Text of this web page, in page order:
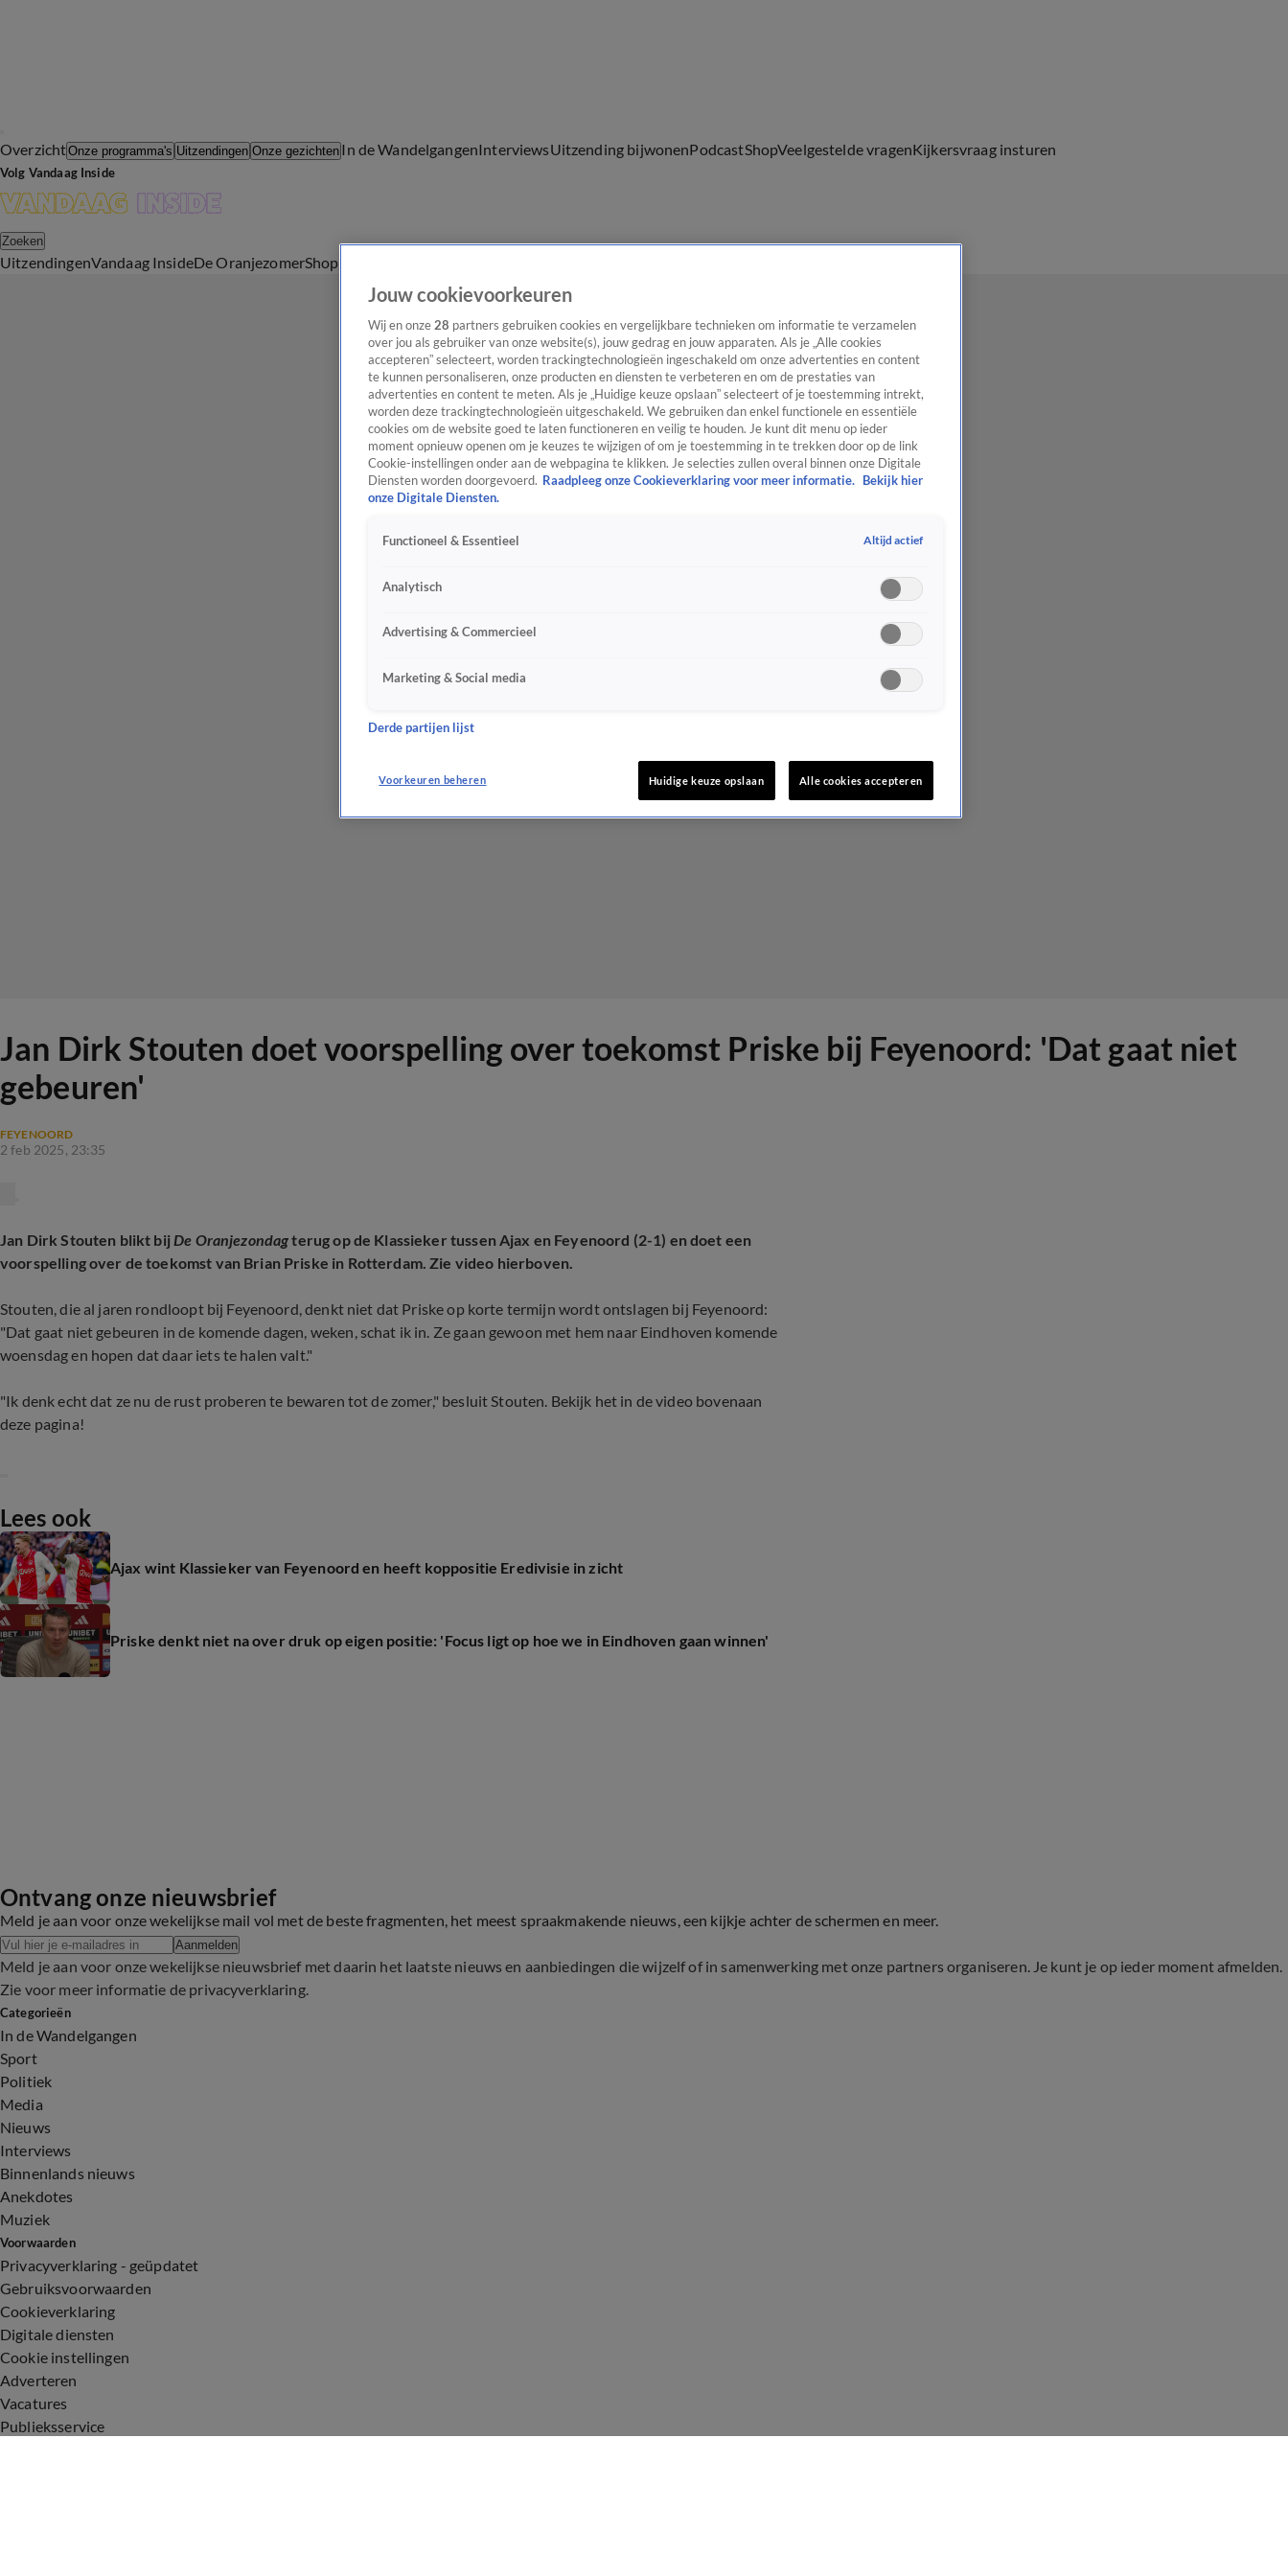
OverzichtOnze programma's Uitzendingen Onze gezichten In de WandelgangenInterviewsUitzending bijwonenPodcastShopVeelgestelde vragenKijkersvraag insturen
Volg Vandaag Inside
Zoeken
UitzendingenVandaag InsideDe OranjezomerShop
Jan Dirk Stouten doet voorspelling over toekomst Priske bij Feyenoord: 'Dat gaat niet
gebeuren'
FEYENOORD
2 feb 2025, 23:35
Jan Dirk Stouten blikt bijDe Oranjezondagterug op de Klassieker tussen Ajax en Feyenoord (2-1) en doet een
voorspelling over de toekomst van Brian Priske in Rotterdam. Zie video hierboven.
Stouten, die al jaren rondloopt bij Feyenoord, denkt niet dat Priske op korte termijn wordt ontslagen bij Feyenoord:
"Dat gaat niet gebeuren in de komende dagen, weken, schat ik in. Ze gaan gewoon met hem naar Eindhoven komende
woensdag en hopen dat daar iets te halen valt."
"Ik denk echt dat ze nu de rust proberen te bewaren tot de zomer," besluit Stouten. Bekijk het in de video bovenaan
deze pagina!
Lees ook
Ajax wint Klassieker van Feyenoord en heeft koppositie Eredivisie in zicht
Priske denkt niet na over druk op eigen positie: 'Focus ligt op hoe we in Eindhoven gaan winnen'
Ontvang onze nieuwsbrief
Meld je aan voor onze wekelijkse mail vol met de beste fragmenten, het meest spraakmakende nieuws, een kijkje achter de schermen en meer.
Aanmelden
Meld je aan voor onze wekelijkse nieuwsbrief met daarin het laatste nieuws en aanbiedingen die wijzelf of in samenwerking met onze partners organiseren. Je kunt je op ieder moment afmelden.
Zie voor meer informatie de privacyverklaring.
Categorieën
In de Wandelgangen
Sport
Politiek
Media
Nieuws
Interviews
Binnenlands nieuws
Anekdotes
Muziek
Voorwaarden
Privacyverklaring - geüpdatet
Gebruiksvoorwaarden
Cookieverklaring
Digitale diensten
Cookie instellingen
Adverteren
Vacatures
Publieksservice
Jouw cookievoorkeuren
Wij en onze 28 partners gebruiken cookies en vergelijkbare technieken om informatie te verzamelen
over jou als gebruiker van onze website(s), jouw gedrag en jouw apparaten. Als je „Alle cookies
accepteren” selecteert, worden trackingtechnologieën ingeschakeld om onze advertenties en content
te kunnen personaliseren, onze producten en diensten te verbeteren en om de prestaties van
advertenties en content te meten. Als je „Huidige keuze opslaan” selecteert of je toestemming intrekt,
worden deze trackingtechnologieën uitgeschakeld. We gebruiken dan enkel functionele en essentiële
cookies om de website goed te laten functioneren en veilig te houden. Je kunt dit menu op ieder
moment opnieuw openen om je keuzes te wijzigen of om je toestemming in te trekken door op de link
Cookie-instellingen onder aan de webpagina te klikken. Je selecties zullen overal binnen onze Digitale
Diensten worden doorgevoerd. Raadpleeg onze Cookieverklaring voor meer informatie.
Bekijk hier
onze Digitale Diensten.
Functioneel & Essentieel Altijd actief
Analytisch
Advertising & Commercieel
Marketing & Social media
Derde partijen lijst
Voorkeuren beheren Huidige keuze opslaan Alle cookies accepteren